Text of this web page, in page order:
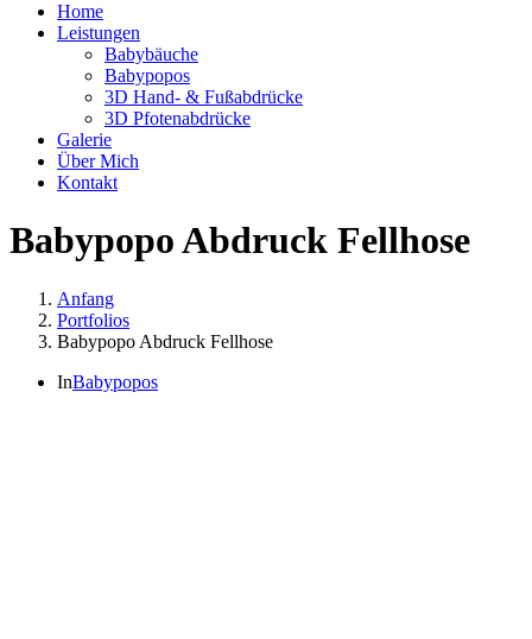
Home
Leistungen
Babybäuche
Babypopos
3D Hand- & Fußabdrücke
3D Pfotenabdrücke
Galerie
Über Mich
Kontakt
Babypopo Abdruck Fellhose
Anfang
Portfolios
Babypopo Abdruck Fellhose
InBabypopos